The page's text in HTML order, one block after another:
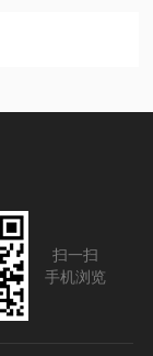
扫一扫
手机浏览